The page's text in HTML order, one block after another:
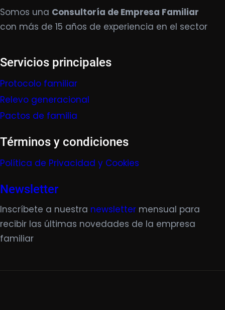
Somos una Consultoría de Empresa Familiar
con más de 15 años de experiencia en el sector
Servicios principales
Protocolo familiar
Relevo generacional
Pactos de familia
Términos y condiciones
Política de Privacidad y Cookies
Newsletter
Inscríbete a nuestra newsletter mensual para
recibir las últimas novedades de la empresa
familiar